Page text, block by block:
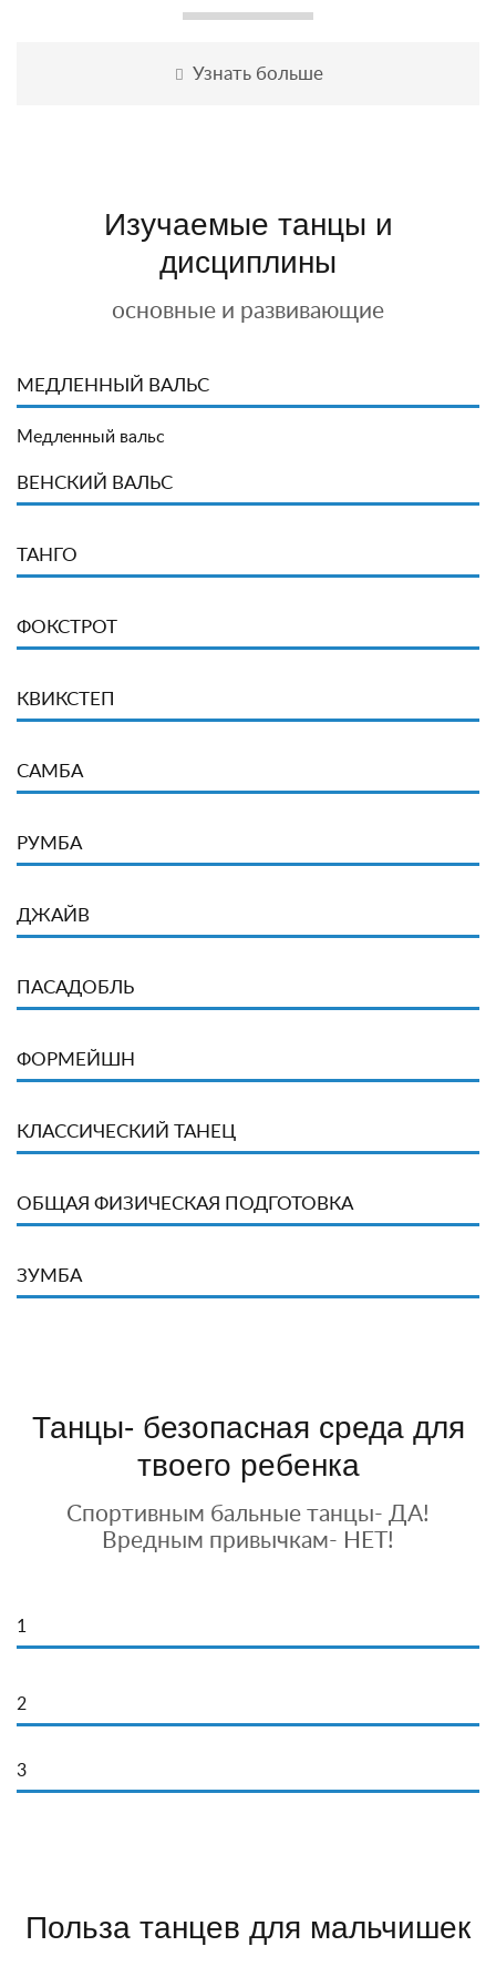
Узнать больше
Узнать больше
Изучаемые танцы и
дисциплины
основные и развивающие
МЕДЛЕННЫЙ ВАЛЬС
Медленный вальс
ВЕНСКИЙ ВАЛЬС
ТАНГО
ФОКСТРОТ
КВИКСТЕП
САМБА
РУМБА
ДЖАЙВ
ПАСАДОБЛЬ
ФОРМЕЙШН
КЛАССИЧЕСКИЙ ТАНЕЦ
ОБЩАЯ ФИЗИЧЕСКАЯ ПОДГОТОВКА
ЗУМБА
Танцы- безопасная среда для
твоего ребенка
Спортивным бальные танцы- ДА!
Вредным привычкам- НЕТ!
1
2
3
Польза танцев для мальчишек